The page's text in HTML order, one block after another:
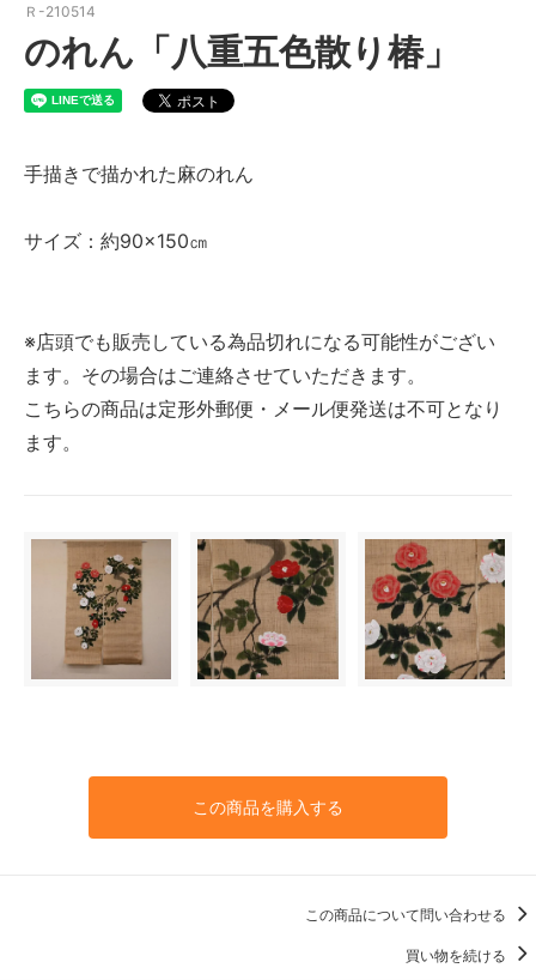
Ｒ-210514
のれん「八重五色散り椿」
手描きで描かれた麻のれん
サイズ：約90×150㎝
※店頭でも販売している為品切れになる可能性がござい
ます。その場合はご連絡させていただきます。
こちらの商品は定形外郵便・メール便発送は不可となり
ます。
この商品を購入する
この商品について問い合わせる
買い物を続ける